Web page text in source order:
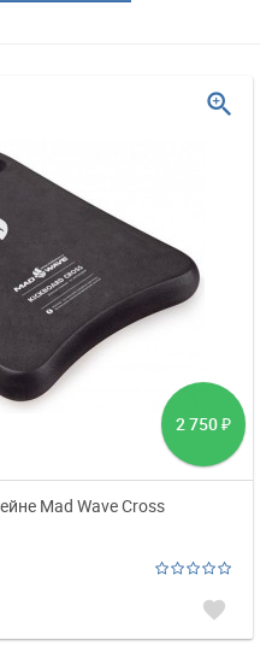
2 750 ₽
Mad Wave Cross
favorite
zoom_in